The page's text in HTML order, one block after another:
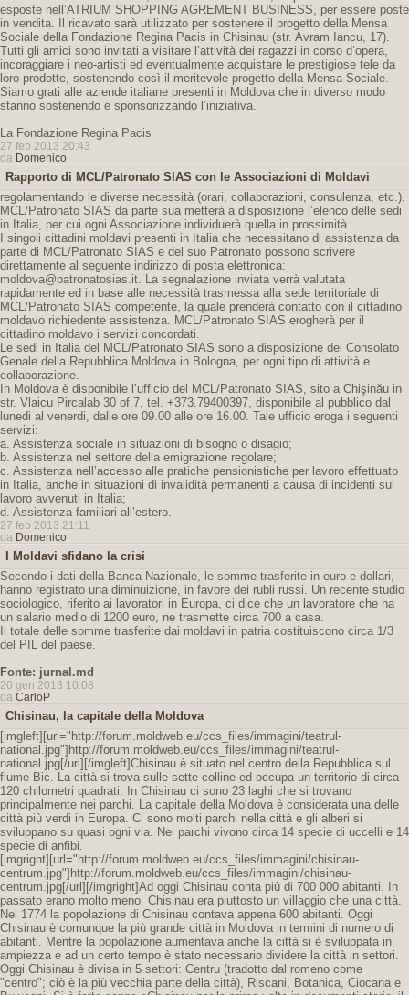
esposte nell’ATRIUM SHOPPING AGREMENT BUSINESS, per essere poste
in vendita. Il ricavato sarà utilizzato per sostenere il progetto della Mensa
Sociale della Fondazione Regina Pacis in Chisinau (str. Avram Iancu, 17).
Tutti gli amici sono invitati a visitare l’attività dei ragazzi in corso d’opera,
incoraggiare i neo-artisti ed eventualmente acquistare le prestigiose tele da
loro prodotte, sostenendo così il meritevole progetto della Mensa Sociale.
Siamo grati alle aziende italiane presenti in Moldova che in diverso modo
stanno sostenendo e sponsorizzando l’iniziativa.
La Fondazione Regina Pacis
27 feb 2013 20:43
da Domenico
Rapporto di MCL/Patronato SIAS con le Associazioni di Moldavi
regolamentando le diverse necessità (orari, collaborazioni, consulenza, etc.).
MCL/Patronato SIAS da parte sua metterà a disposizione l’elenco delle sedi
in Italia, per cui ogni Associazione individuerà quella in prossimità.
I singoli cittadini moldavi presenti in Italia che necessitano di assistenza da
parte di MCL/Patronato SIAS e del suo Patronato possono scrivere
direttamente al seguente indirizzo di posta elettronica:
moldova@patronatosias.it. La segnalazione inviata verrà valutata
rapidamente ed in base alle necessità trasmessa alla sede territoriale di
MCL/Patronato SIAS competente, la quale prenderà contatto con il cittadino
moldavo richiedente assistenza. MCL/Patronato SIAS erogherà per il
cittadino moldavo i servizi concordati.
Le sedi in Italia del MCL/Patronato SIAS sono a disposizione del Consolato
Genale della Repubblica Moldova in Bologna, per ogni tipo di attività e
collaborazione.
In Moldova è disponibile l’ufficio del MCL/Patronato SIAS, sito a Chişinău in
str. Vlaicu Pircalab 30 of.7, tel. +373.79400397, disponibile al pubblico dal
lunedi al venerdi, dalle ore 09.00 alle ore 16.00. Tale ufficio eroga i seguenti
servizi:
a. Assistenza sociale in situazioni di bisogno o disagio;
b. Assistenza nel settore della emigrazione regolare;
c. Assistenza nell’accesso alle pratiche pensionistiche per lavoro effettuato
in Italia, anche in situazioni di invalidità permanenti a causa di incidenti sul
lavoro avvenuti in Italia;
d. Assistenza familiari all’estero.
27 feb 2013 21:11
da Domenico
I Moldavi sfidano la crisi
Secondo i dati della Banca Nazionale, le somme trasferite in euro e dollari,
hanno registrato una diminuizione, in favore dei rubli russi. Un recente studio
sociologico, riferito ai lavoratori in Europa, ci dice che un lavoratore che ha
un salario medio di 1200 euro, ne trasmette circa 700 a casa.
Il totale delle somme trasferite dai moldavi in patria costituiscono circa 1/3
del PIL del paese.
Fonte: jurnal.md
20 gen 2013 10:08
da CarloP
Chisinau, la capitale della Moldova
[imgleft][url="http://forum.moldweb.eu/ccs_files/immagini/teatrul-
national.jpg"]http://forum.moldweb.eu/ccs_files/immagini/teatrul-
national.jpg[/url][/imgleft]Chisinau è situato nel centro della Repubblica sul
fiume Bic. La città si trova sulle sette colline ed occupa un territorio di circa
120 chilometri quadrati. In Chisinau ci sono 23 laghi che si trovano
principalmente nei parchi. La capitale della Moldova è considerata una delle
città più verdi in Europa. Ci sono molti parchi nella città e gli alberi si
sviluppano su quasi ogni via. Nei parchi vivono circa 14 specie di uccelli e 14
specie di anfibi.
[imgright][url="http://forum.moldweb.eu/ccs_files/immagini/chisinau-
centrum.jpg"]http://forum.moldweb.eu/ccs_files/immagini/chisinau-
centrum.jpg[/url][/imgright]Ad oggi Chisinau conta più di 700 000 abitanti. In
passato erano molto meno. Chisinau era piuttosto un villaggio che una città.
Nel 1774 la popolazione di Chisinau contava appena 600 abitanti. Oggi
Chisinau è comunque la più grande città in Moldova in termini di numero di
abitanti. Mentre la popolazione aumentava anche la città si è sviluppata in
ampiezza e ad un certo tempo è stato necessario dividere la città in settori.
Oggi Chisinau è divisa in 5 settori: Centru (tradotto dal romeno come
"centro"; ciò è la più vecchia parte della città), Riscani, Botanica, Ciocana e